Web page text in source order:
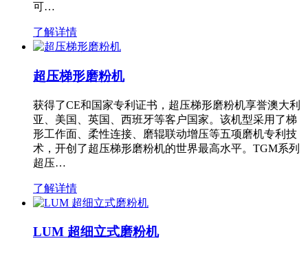
可…
了解详情
超压梯形磨粉机
获得了CE和国家专利证书，超压梯形磨粉机享誉澳大利
亚、美国、英国、西班牙等客户国家。该机型采用了梯
形工作面、柔性连接、磨辊联动增压等五项磨机专利技
术，开创了超压梯形磨粉机的世界最高水平。TGM系列
超压…
了解详情
LUM 超细立式磨粉机